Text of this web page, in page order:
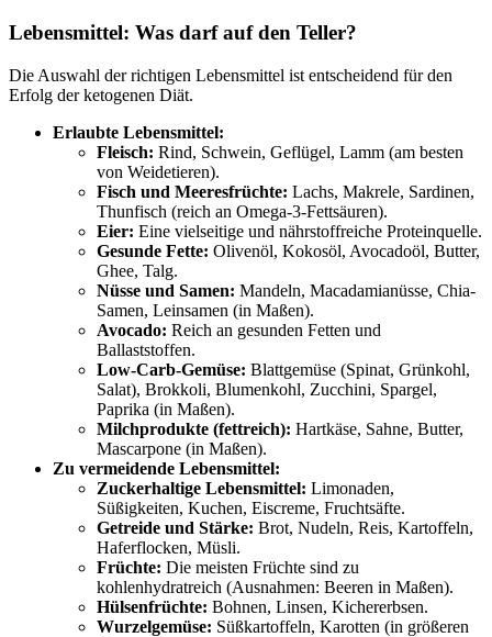
Lebensmittel: Was darf auf den Teller?
Die Auswahl der richtigen Lebensmittel ist entscheidend für den
Erfolg der ketogenen Diät.
Erlaubte Lebensmittel:
Fleisch: Rind, Schwein, Geflügel, Lamm (am besten
von Weidetieren).
Fisch und Meeresfrüchte: Lachs, Makrele, Sardinen,
Thunfisch (reich an Omega-3-Fettsäuren).
Eier: Eine vielseitige und nährstoffreiche Proteinquelle.
Gesunde Fette: Olivenöl, Kokosöl, Avocadoöl, Butter,
Ghee, Talg.
Nüsse und Samen: Mandeln, Macadamianüsse, Chia-
Samen, Leinsamen (in Maßen).
Avocado: Reich an gesunden Fetten und
Ballaststoffen.
Low-Carb-Gemüse: Blattgemüse (Spinat, Grünkohl,
Salat), Brokkoli, Blumenkohl, Zucchini, Spargel,
Paprika (in Maßen).
Milchprodukte (fettreich): Hartkäse, Sahne, Butter,
Mascarpone (in Maßen).
Zu vermeidende Lebensmittel:
Zuckerhaltige Lebensmittel: Limonaden,
Süßigkeiten, Kuchen, Eiscreme, Fruchtsäfte.
Getreide und Stärke: Brot, Nudeln, Reis, Kartoffeln,
Haferflocken, Müsli.
Früchte: Die meisten Früchte sind zu
kohlenhydratreich (Ausnahmen: Beeren in Maßen).
Hülsenfrüchte: Bohnen, Linsen, Kichererbsen.
Wurzelgemüse: Süßkartoffeln, Karotten (in größeren